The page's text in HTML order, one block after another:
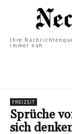
Ihre
immer nah
FREIZEIT
Sprüche
sich